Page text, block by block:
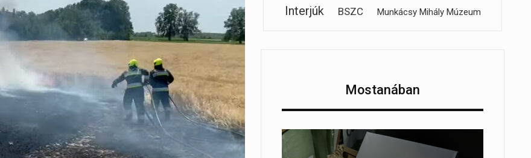
Interjúk BSZC Munkácsy Mihály Múzeum
Mostanában